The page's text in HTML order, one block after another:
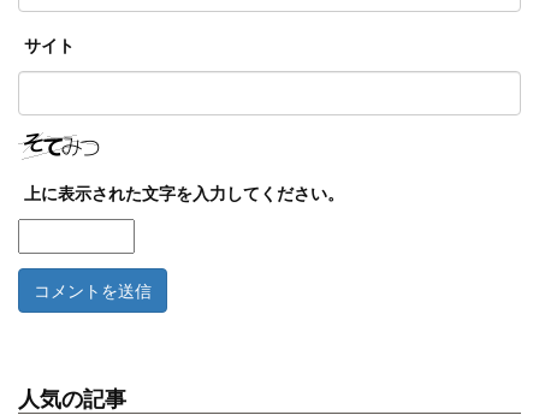
サイト
上に表示された文字を入力してください。
人気の記事